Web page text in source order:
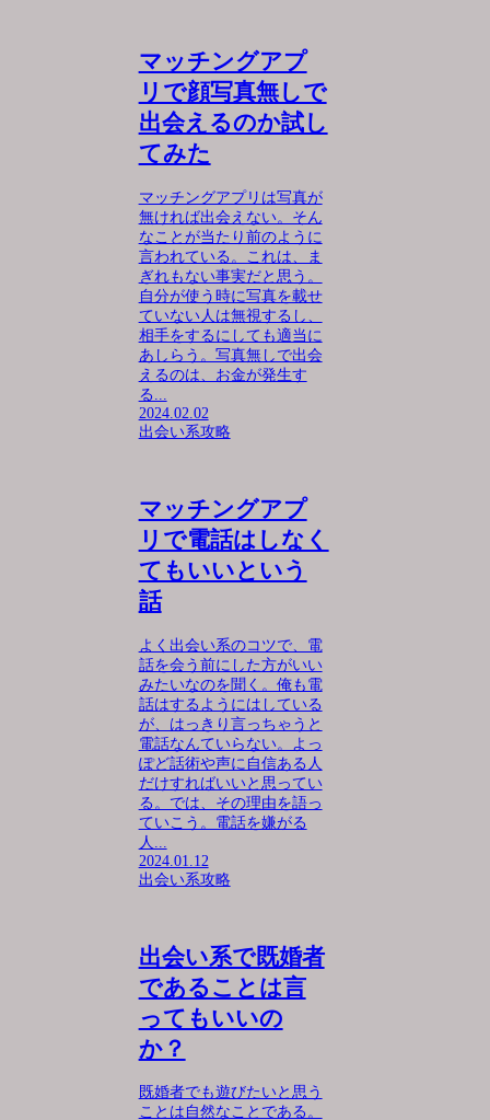
マッチングアプ
リで顔写真無しで
出会えるのか試し
てみた
マッチングアプリは写真が
無ければ出会えない。そん
なことが当たり前のように
言われている。これは、ま
ぎれもない事実だと思う。
自分が使う時に写真を載せ
ていない人は無視するし、
相手をするにしても適当に
あしらう。写真無しで出会
えるのは、お金が発生す
る...
2024.02.02
出会い系攻略
マッチングアプ
リで電話はしなく
てもいいという
話
よく出会い系のコツで、電
話を会う前にした方がいい
みたいなのを聞く。俺も電
話はするようにはしている
が、はっきり言っちゃうと
電話なんていらない。よっ
ぽど話術や声に自信ある人
だけすればいいと思ってい
る。では、その理由を語っ
ていこう。電話を嫌がる
人...
2024.01.12
出会い系攻略
出会い系で既婚者
であることは言
ってもいいの
か？
既婚者でも遊びたいと思う
ことは自然なことである。